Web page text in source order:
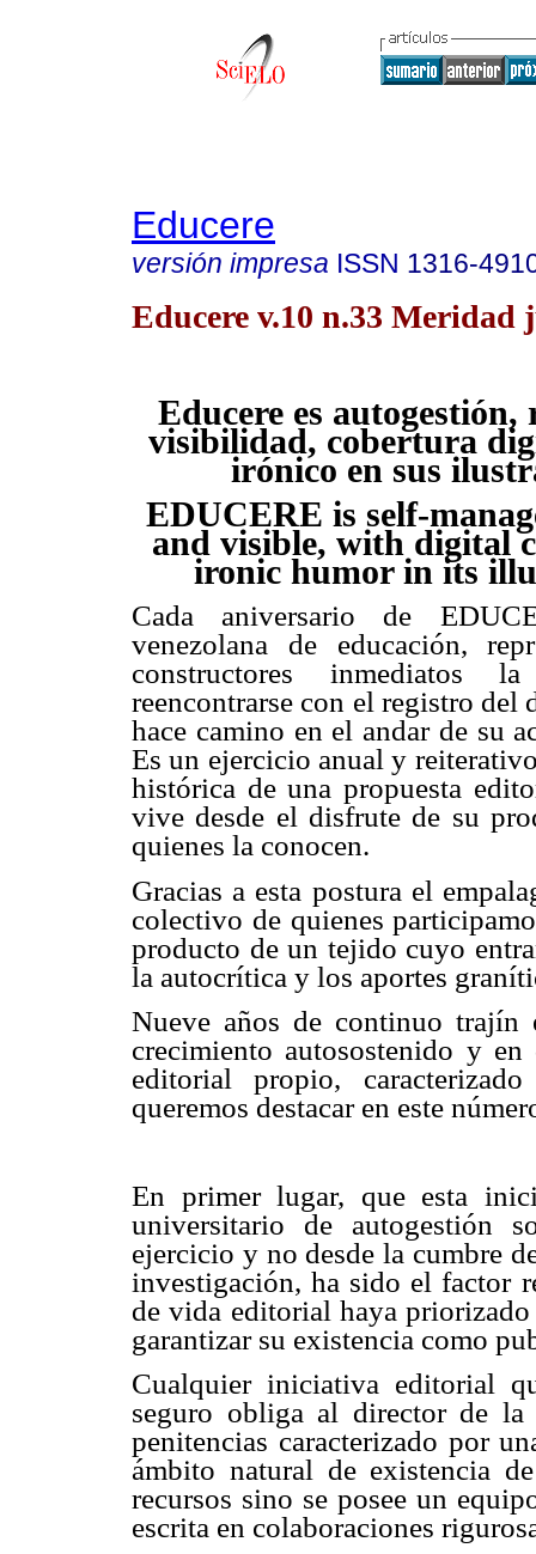
Educere
versión impresa ISSN 1316-
Educere v.10 n.33 Meridad
Educere es
visibilidad, cobertura
irónico en sus
EDUCERE is self-
and visible, with digital
ironic humor in its
Cada aniversario de
venezolana de educación,
constructores inmediatos
reencontrarse con el registro del
hace camino en el andar de su
Es un ejercicio anual y
histórica de una propuesta
vive desde el disfrute de su
quienes la conocen.
Gracias a esta postura el
colectivo de quienes
producto de un tejido cuyo
la autocrítica y los aportes
Nueve años de continuo trajín
crecimiento autosostenido y
editorial propio,
queremos destacar en este
En primer lugar, que esta
universitario de autogestión
ejercicio y no desde la cumbre
investigación, ha sido el factor
de vida editorial haya priorizado
garantizar su existencia como
Cualquier iniciativa editorial
seguro obliga al director de
penitencias caracterizado por
ámbito natural de existencia
recursos sino se posee un
escrita en colaboraciones